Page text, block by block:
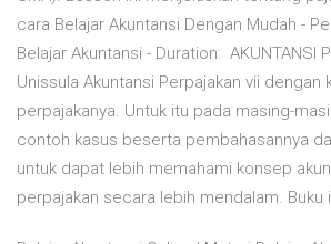
cara Belajar Akuntansi Dengan Mudah -
Belajar Akuntansi - Duration: AKUNTANSI
Unissula Akuntansi Perpajakan vii dengan
perpajakanya. Untuk itu pada masing-
contoh kasus beserta pembahasannya
untuk dapat lebih memahami konsep
perpajakan secara lebih mendalam. Buku